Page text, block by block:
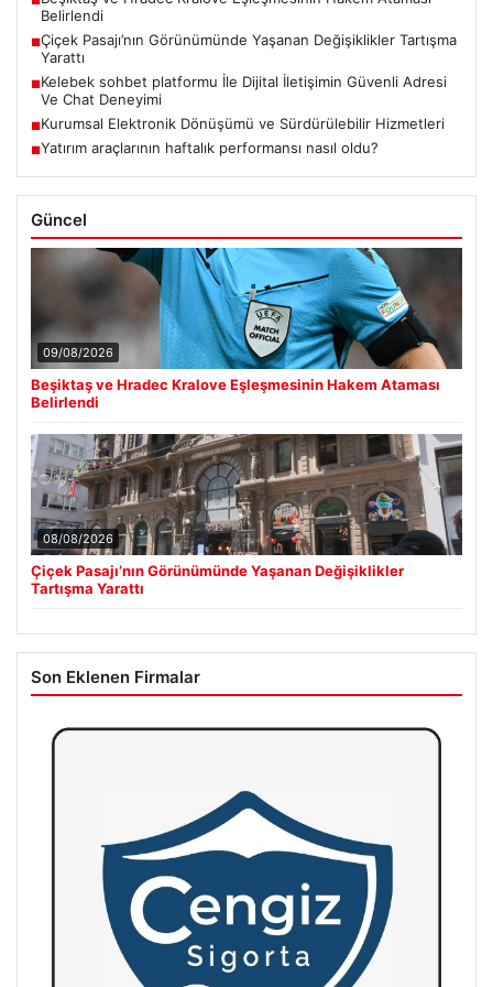
Belirlendi
■Çiçek Pasajı’nın Görünümünde Yaşanan Değişiklikler Tartışma
Yarattı
■Kelebek sohbet platformu İle Dijital İletişimin Güvenli Adresi
Ve Chat Deneyimi
■Kurumsal Elektronik Dönüşümü ve Sürdürülebilir Hizmetleri
■Yatırım araçlarının haftalık performansı nasıl oldu?
Güncel
09/08/2026
Beşiktaş ve Hradec Kralove Eşleşmesinin Hakem Ataması
Belirlendi
08/08/2026
Çiçek Pasajı’nın Görünümünde Yaşanan Değişiklikler
Tartışma Yarattı
Son Eklenen Firmalar